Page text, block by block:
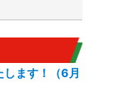
します！（6月